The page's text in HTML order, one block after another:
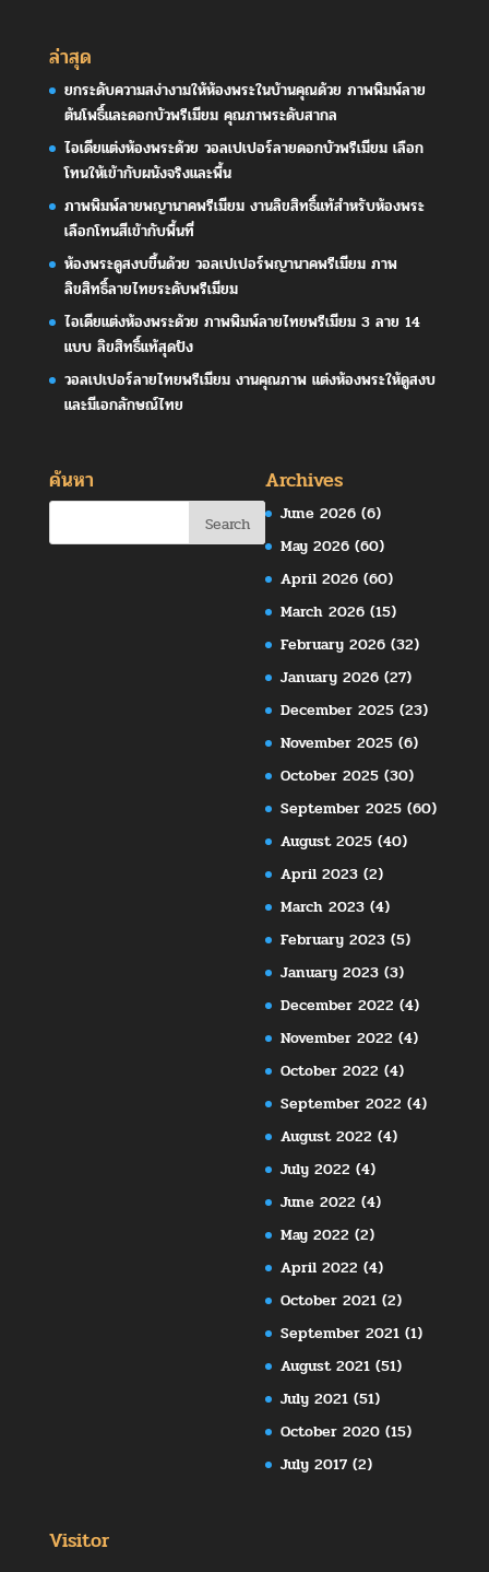
ล่าสุด
ยกระดับความสง่างามให้ห้องพระในบ้านคุณด้วย ภาพพิมพ์ลาย
ต้นโพธิ์และดอกบัวพรีเมียม คุณภาพระดับสากล
ไอเดียแต่งห้องพระด้วย วอลเปเปอร์ลายดอกบัวพรีเมียม เลือก
โทนให้เข้ากับผนังจริงและพื้น
ภาพพิมพ์ลายพญานาคพรีเมียม งานลิขสิทธิ์แท้สำหรับห้องพระ
เลือกโทนสีเข้ากับพื้นที่
ห้องพระดูสงบขึ้นด้วย วอลเปเปอร์พญานาคพรีเมียม ภาพ
ลิขสิทธิ์ลายไทยระดับพรีเมียม
ไอเดียแต่งห้องพระด้วย ภาพพิมพ์ลายไทยพรีเมียม 3 ลาย 14
แบบ ลิขสิทธิ์แท้สุดปัง
วอลเปเปอร์ลายไทยพรีเมียม งานคุณภาพ แต่งห้องพระให้ดูสงบ
และมีเอกลักษณ์ไทย
ค้นหา Archives
June 2026 (6)
May 2026 (60)
April 2026 (60)
March 2026 (15)
February 2026 (32)
January 2026 (27)
December 2025 (23)
November 2025 (6)
October 2025 (30)
September 2025 (60)
August 2025 (40)
April 2023 (2)
March 2023 (4)
February 2023 (5)
January 2023 (3)
December 2022 (4)
November 2022 (4)
October 2022 (4)
September 2022 (4)
August 2022 (4)
July 2022 (4)
June 2022 (4)
May 2022 (2)
April 2022 (4)
October 2021 (2)
September 2021 (1)
August 2021 (51)
July 2021 (51)
October 2020 (15)
July 2017 (2)
Visitor